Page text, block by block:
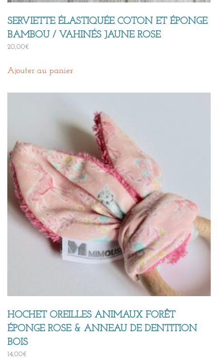
SERVIETTE ÉLASTIQUÉE COTON ET ÉPONGE
BAMBOU / VAHINÉS JAUNE ROSE
20,00€
Ajouter au panier
HOCHET OREILLES ANIMAUX FORÊT
ÉPONGE ROSE & ANNEAU DE DENTITION
BOIS
14,00€